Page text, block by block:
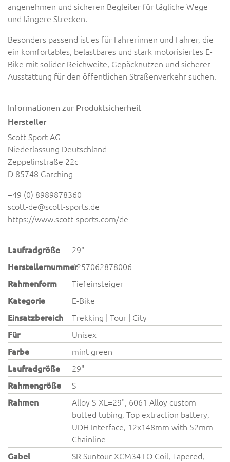
angenehmen und sicheren Begleiter für tägliche Wege
und längere Strecken.
Besonders passend ist es für Fahrerinnen und Fahrer, die
ein komfortables, belastbares und stark motorisiertes E-
Bike mit solider Reichweite, Gepäcknutzen und sicherer
Ausstattung für den öffentlichen Straßenverkehr suchen.
Informationen zur Produktsicherheit
Hersteller
Scott Sport AG
Niederlassung Deutschland
Zeppelinstraße 22c
D 85748 Garching
+49 (0) 8989878360
scott-de@scott-sports.de
https://www.scott-sports.com/de
Laufradgröße
29"
Herstellernummer4257062878006
Rahmenform
Tiefeinsteiger
Kategorie
E-Bike
Einsatzbereich
Trekking | Tour | City
Für
Unisex
Farbe
mint green
Laufradgröße
29"
Rahmengröße
S
Rahmen
Alloy S-XL=29", 6061 Alloy custom
butted tubing, Top extraction battery,
UDH Interface, 12x148mm with 52mm
Chainline
Gabel
SR Suntour XCM34 LO Coil, Tapered,